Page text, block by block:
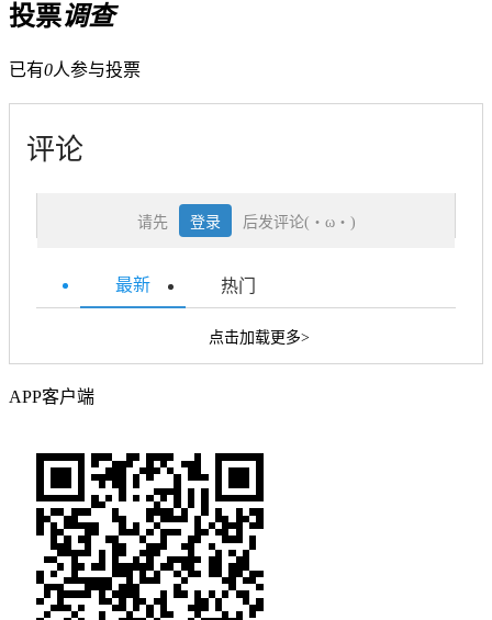
投票调查
已有0人参与投票
评论
请先 登录 后发评论(・ω・)
最新 热门
点击加载更多>
APP客户端